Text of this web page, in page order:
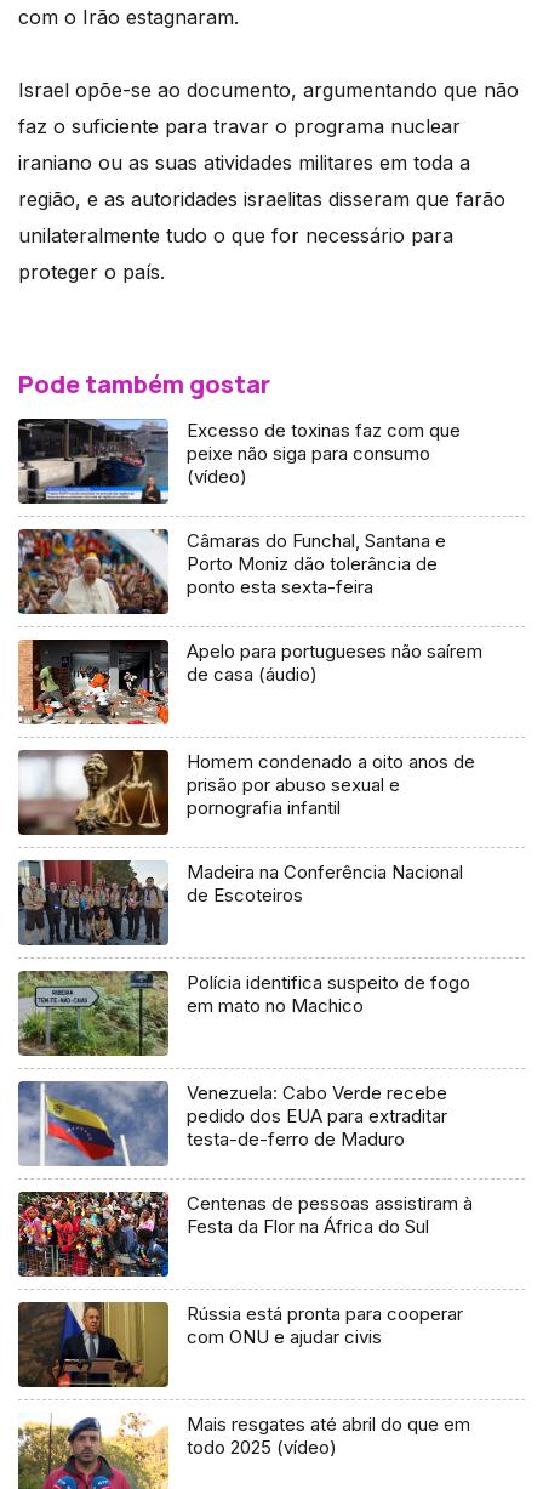
com o Irão estagnaram.
Israel opõe-se ao documento, argumentando que não
faz o suficiente para travar o programa nuclear
iraniano ou as suas atividades militares em toda a
região, e as autoridades israelitas disseram que farão
unilateralmente tudo o que for necessário para
proteger o país.
Pode também gostar
Excesso de toxinas faz com que
peixe não siga para consumo
(vídeo)
Câmaras do Funchal, Santana e
Porto Moniz dão tolerância de
ponto esta sexta-feira
Apelo para portugueses não saírem
de casa (áudio)
Homem condenado a oito anos de
prisão por abuso sexual e
pornografia infantil
Madeira na Conferência Nacional
de Escoteiros
Polícia identifica suspeito de fogo
em mato no Machico
Venezuela: Cabo Verde recebe
pedido dos EUA para extraditar
testa-de-ferro de Maduro
Centenas de pessoas assistiram à
Festa da Flor na África do Sul
Rússia está pronta para cooperar
com ONU e ajudar civis
Mais resgates até abril do que em
todo 2025 (vídeo)